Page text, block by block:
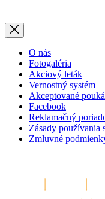
O nás
Fotogaléria
Akciový leták
Vernostný systém
Akceptované
Facebook
Reklamačný
Zásady používania
Zmluvné